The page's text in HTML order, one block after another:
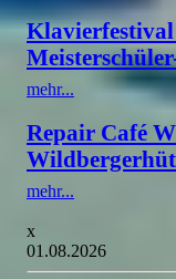
mehr...
Repair Café
mehr...
x
01.08.2026